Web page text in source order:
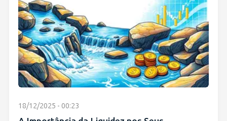
18/12/2025 - 00:23